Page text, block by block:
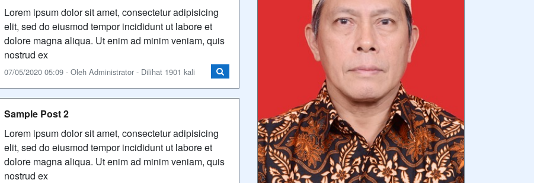
Lorem ipsum dolor sit amet, consectetur adipisicing
elit, sed do eiusmod tempor incididunt ut labore et
dolore magna aliqua. Ut enim ad minim veniam, quis
nostrud ex
07/05/2020 05:09 - Oleh Administrator - Dilihat 1901 kali
Sample Post 2
Lorem ipsum dolor sit amet, consectetur adipisicing
elit, sed do eiusmod tempor incididunt ut labore et
dolore magna aliqua. Ut enim ad minim veniam, quis
nostrud ex